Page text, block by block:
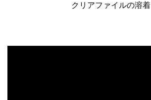
クリアファイルの溶着